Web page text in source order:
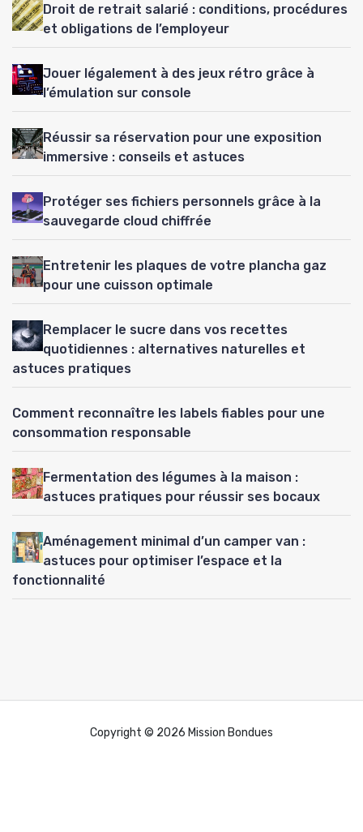
Droit de retrait salarié : conditions, procédures
et obligations de l’employeur
Jouer légalement à des jeux rétro grâce à
l’émulation sur console
Réussir sa réservation pour une exposition
immersive : conseils et astuces
Protéger ses fichiers personnels grâce à la
sauvegarde cloud chiffrée
Entretenir les plaques de votre plancha gaz
pour une cuisson optimale
Remplacer le sucre dans vos recettes
quotidiennes : alternatives naturelles et
astuces pratiques
Comment reconnaître les labels fiables pour une
consommation responsable
Fermentation des légumes à la maison :
astuces pratiques pour réussir ses bocaux
Aménagement minimal d’un camper van :
astuces pour optimiser l’espace et la
fonctionnalité
Copyright © 2026 Mission Bondues